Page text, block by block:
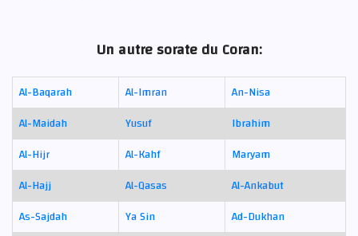
Un autre sorate du Coran:
Al-Baqarah Al-Imran
An-Nisa
Al-Maidah
Yusuf
Ibrahim
Al-Hijr
Al-Kahf
Maryam
Al-Hajj
Al-Qasas
Al-Ankabut
As-Sajdah
Ya Sin
Ad-Dukhan